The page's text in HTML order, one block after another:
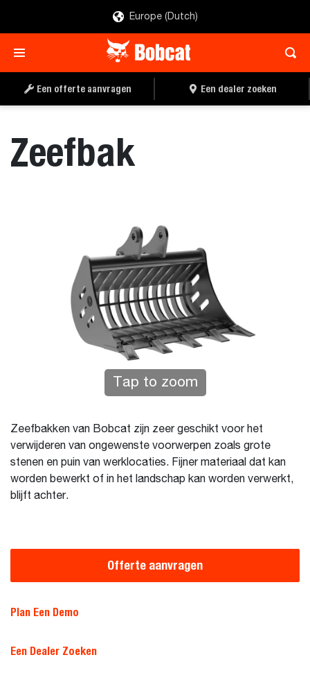
Europe (Dutch)
Een offerte aanvragen Een dealer zoeken
Zeefbak
Tap to zoom
Zeefbakken van Bobcat zijn zeer geschikt voor het
verwijderen van ongewenste voorwerpen zoals grote
stenen en puin van werklocaties. Fijner materiaal dat kan
worden bewerkt of in het landschap kan worden verwerkt,
blijft achter.
Offerte aanvragen
Plan Een Demo
Een Dealer Zoeken
OFFERTE AANVRAGEN EEN DEALER ZOEKEN